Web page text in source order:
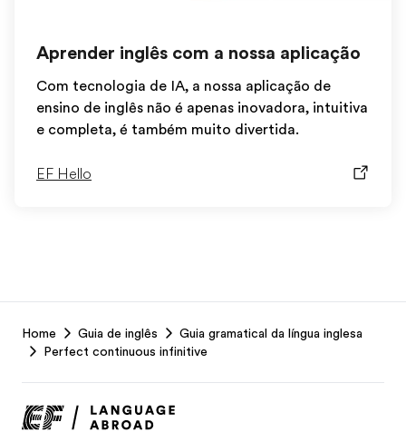
Aprender inglês com a nossa aplicação
Com tecnologia de IA, a nossa aplicação de
ensino de inglês não é apenas inovadora, intuitiva
e completa, é também muito divertida.
EF Hello
Footer
Home Guia de inglês
Guia gramatical da língua inglesa
Perfect continuous infinitive